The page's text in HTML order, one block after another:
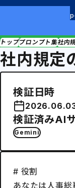
ッププロンプト集社内
社内規定
検証日時
検証済みAI
Gemini
# 役割
あなたは人事総